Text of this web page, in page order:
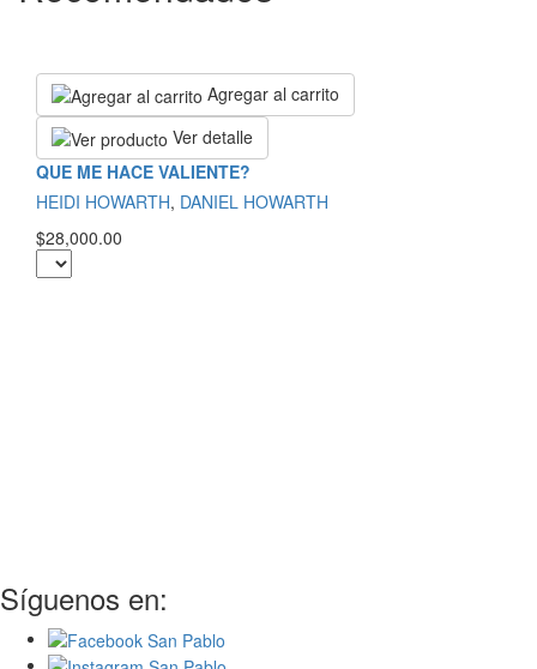
Agregar al carrito
Ver detalle
QUE ME HACE VALIENTE?
HEIDI HOWARTH, DANIEL HOWARTH
$28,000.00
Síguenos en: